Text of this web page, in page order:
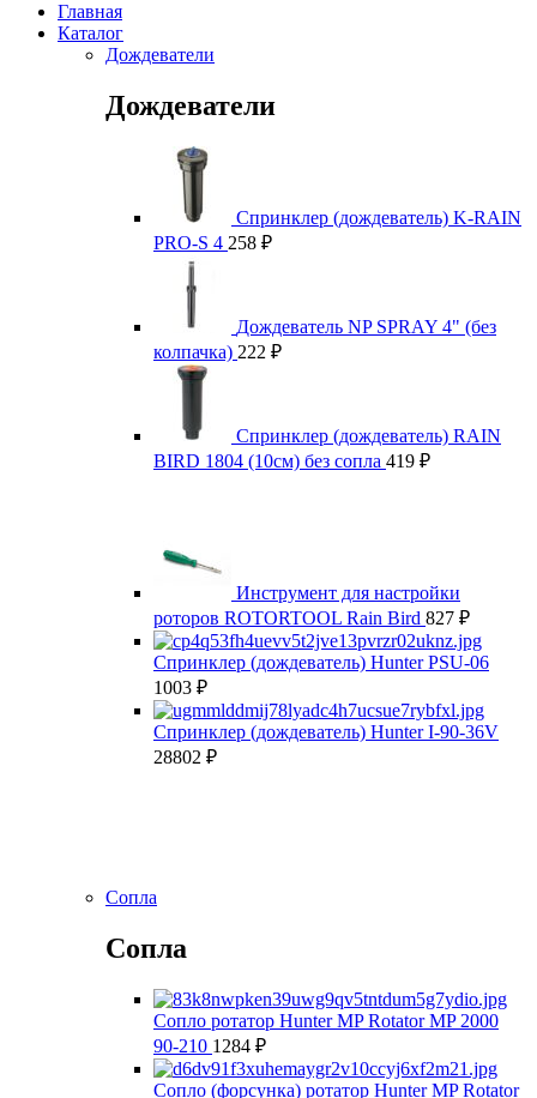
Главная
Каталог
Дождеватели
Дождеватели
Спринклер (дождеватель) K-RAIN
PRO-S 4 258 ₽
Дождеватель NP SPRAY 4" (без
колпачка) 222 ₽
Спринклер (дождеватель) RAIN
BIRD 1804 (10см) без сопла 419 ₽
Инструмент для настройки
роторов ROTORTOOL Rain Bird 827 ₽
Спринклер (дождеватель) Hunter PSU-06
1003 ₽
Спринклер (дождеватель) Hunter I-90-36V
28802 ₽
Сопла
Сопла
Сопло ротатор Hunter MP Rotator MP 2000
90-210 1284 ₽
Сопло (форсунка) ротатор Hunter MP Rotator